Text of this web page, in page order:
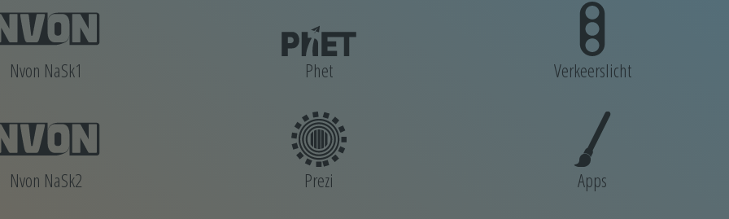
Nvon NaSk1
Nvon NaSk2
Phet
Prezi
Verkeerslicht
Apps